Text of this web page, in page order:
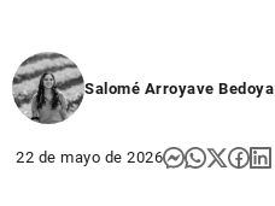
Salomé Arroyave Bedoya
22 de mayo de 2026